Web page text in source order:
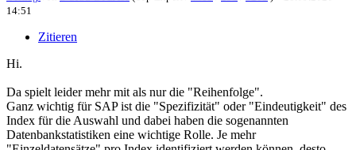
14:51
Zitieren
Hi.
Da spielt leider mehr mit als nur die "Reihenfolge".
Ganz wichtig für SAP ist die "Spezifizität" oder "Eindeutigkeit" des
Index für die Auswahl und dabei haben die sogenannten
Datenbankstatistiken eine wichtige Rolle. Je mehr